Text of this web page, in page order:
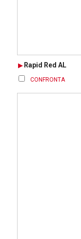
Rapid Red AL
CONFRONTA